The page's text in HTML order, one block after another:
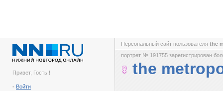
Привет, Гость !
- Войти
Персональный сайт пользователя the
портрет № 191755 зарегистрирован
the